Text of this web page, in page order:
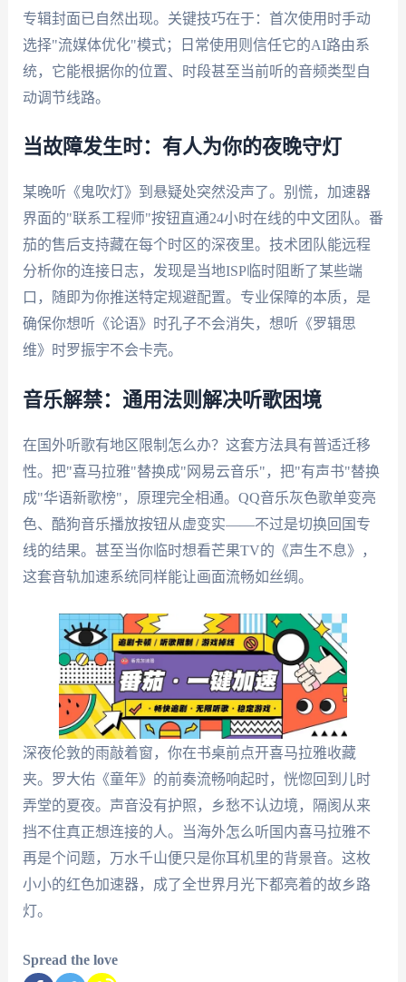
专辑封面已自然出现。关键技巧在于：首次使用时手动
选择"流媒体优化"模式；日常使用则信任它的AI路由系
统，它能根据你的位置、时段甚至当前听的音频类型自
动调节线路。
当故障发生时：有人为你的夜晚守灯
某晚听《鬼吹灯》到悬疑处突然没声了。别慌，加速器
界面的"联系工程师"按钮直通24小时在线的中文团队。番
茄的售后支持藏在每个时区的深夜里。技术团队能远程
分析你的连接日志，发现是当地ISP临时阻断了某些端
口，随即为你推送特定规避配置。专业保障的本质，是
确保你想听《论语》时孔子不会消失，想听《罗辑思
维》时罗振宇不会卡壳。
音乐解禁：通用法则解决听歌困境
在国外听歌有地区限制怎么办？这套方法具有普适迁移
性。把"喜马拉雅"替换成"网易云音乐"，把"有声书"替换
成"华语新歌榜"，原理完全相通。QQ音乐灰色歌单变亮
色、酷狗音乐播放按钮从虚变实——不过是切换回国专
线的结果。甚至当你临时想看芒果TV的《声生不息》，
这套音轨加速系统同样能让画面流畅如丝绸。
深夜伦敦的雨敲着窗，你在书桌前点开喜马拉雅收藏
夹。罗大佑《童年》的前奏流畅响起时，恍惚回到儿时
弄堂的夏夜。声音没有护照，乡愁不认边境，隔阂从来
挡不住真正想连接的人。当海外怎么听国内喜马拉雅不
再是个问题，万水千山便只是你耳机里的背景音。这枚
小小的红色加速器，成了全世界月光下都亮着的故乡路
灯。
Spread the love